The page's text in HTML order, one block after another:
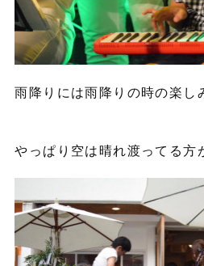
雨降りには雨降りの時の楽し
やっぱり空は晴れ渡ってる方